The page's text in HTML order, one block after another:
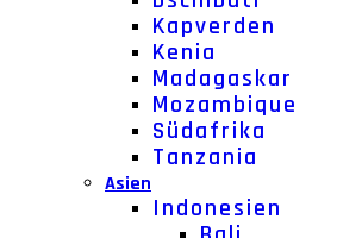
Kapverden
Kenia
Madagaskar
Mozambique
Südafrika
Tanzania
Asien
Indonesien